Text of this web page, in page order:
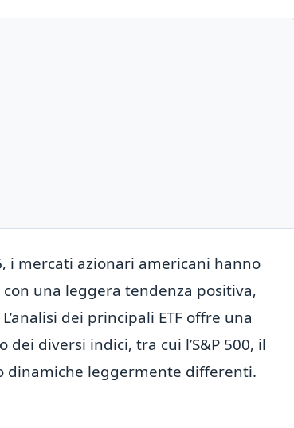
i mercati azionari americani hanno
una leggera tendenza positiva,
dei principali ETF offre una
diversi indici, tra cui l’S&P 500, il
dinamiche leggermente differenti.